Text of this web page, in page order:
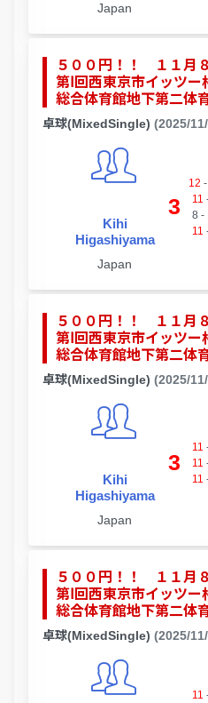
Japan
５００円！！ １１月
第Ⅰ回西東京市イッツ
総合体育館地下第二体
卓球(MixedSingle) (2025/
Kihi
Higashiyama
Japan
3
12 -
11
8 -
11
５００円！！ １１月
第Ⅰ回西東京市イッツ
総合体育館地下第二体
卓球(MixedSingle) (2025/
Kihi
Higashiyama
Japan
3
11
11
11
５００円！！ １１月
第Ⅰ回西東京市イッツ
総合体育館地下第二体
卓球(MixedSingle) (2025/
11